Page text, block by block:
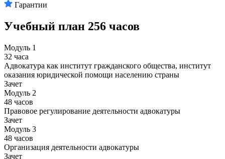
Гарантии
Учебный план 256 часов
Модуль 1
32 часа
Адвокатура как институт гражданского общества, институт
оказания юридической помощи населению страны
Зачет
Модуль 2
48 часов
Правовое регулирование деятельности адвокатуры
Зачет
Модуль 3
48 часов
Организация деятельности адвокатуры
Зачет